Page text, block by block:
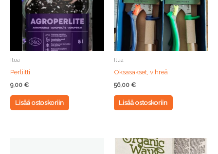
Itua
Perliitti
9,00 €
Lisää ostoskoriin
Itua
Oksasakset, vihreä
56,00 €
Lisää ostoskoriin